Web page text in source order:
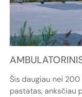
Šis daugiau nei
pastatas, anksčiau